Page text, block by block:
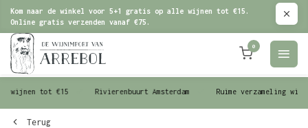
Kom naar de winkel voor 5+1 gratis op alle wijnen tot €15.
Online gratis verzenden vanaf €75.
0
wijnen tot €15 Rivierenbuurt Amsterdam Ruime verzameling
Terug